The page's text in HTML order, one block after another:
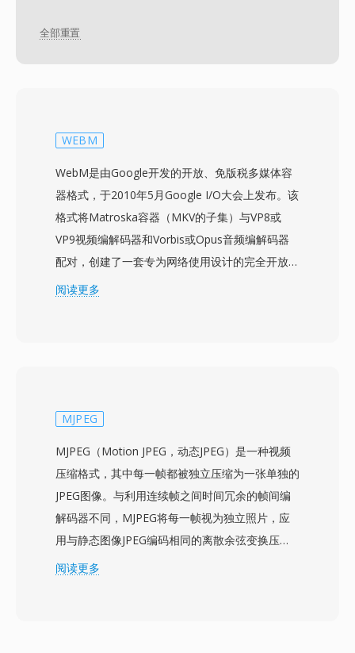
全部重置
WEBM
WebM是由Google开发的开放、免版税多媒体容
器格式，于2010年5月Google I/O大会上发布。该
格式将Matroska容器（MKV的子集）与VP8或
VP9视频编解码器和Vorbis或Opus音频编解码器
配对，创建了一套专为网络使用设计的完全开放的
媒体技术栈。Google在发布WebM的同时以宽松
压缩效率可与H.264 High Profile竞争，接近HEVC
Chrome、Firefox、Edge和Opera等主流网页浏
览器原生支持WebM播放，YouTube使用WebM
中的VP9作为其大部分内容的主要传输格式。该格
式支持视频中的Alpha通道透明度等特性，使其在
合成网页图形和叠加层方面颇具价值。近期WebM
已扩展支持AV1视频，延续其作为开放编解码器推
阅读更多
MJPEG
MJPEG（Motion JPEG，动态JPEG）是一种视频
压缩格式，其中每一帧都被独立压缩为一张单独的
JPEG图像。与利用连续帧之间时间冗余的帧间编
解码器不同，MJPEG将每一帧视为独立照片，应
用与静态图像JPEG编码相同的离散余弦变换压
缩。这种方法可追溯到1992年JPEG标准建立之
阅读更多